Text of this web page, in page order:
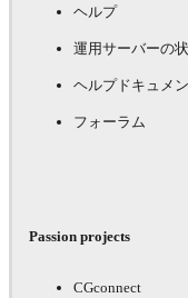
ヘルプ
運用サーバーの
ヘルプドキュメ
フォーラム
Passion projects
CGconnect